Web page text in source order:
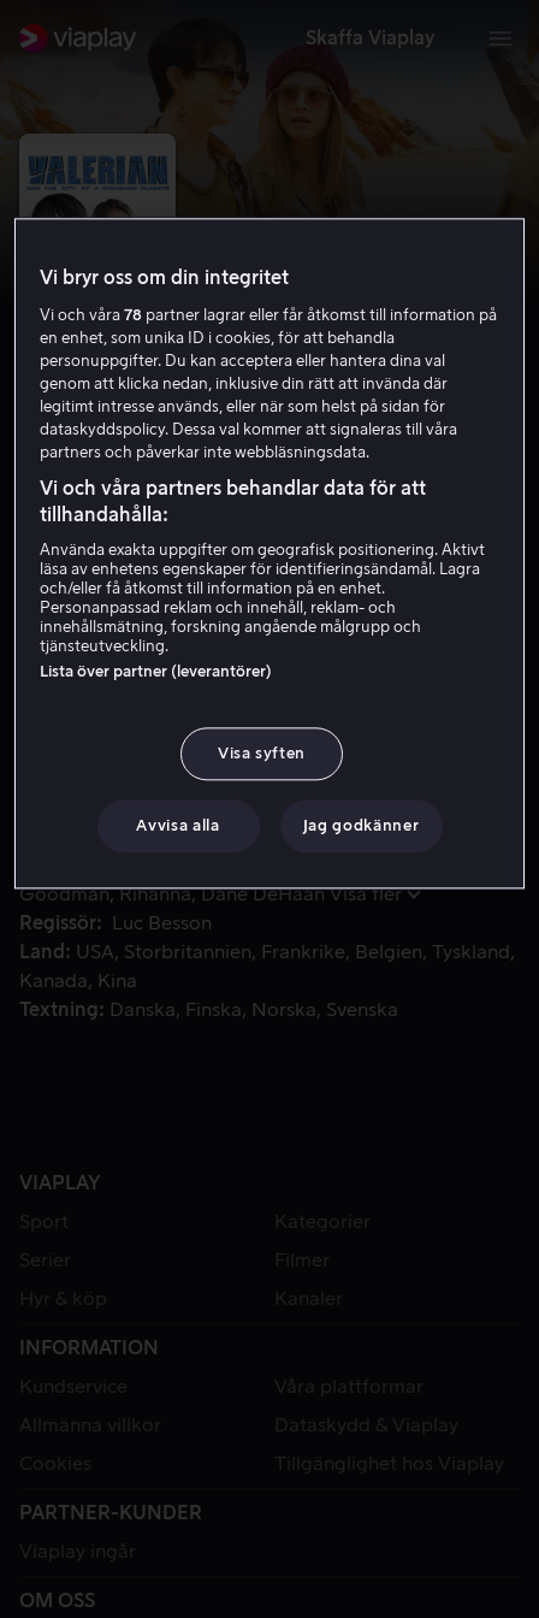
Skaffa Viaplay
Valerian and the City of a Thousand
Planets
6.4 Action
Köp 129 kr
Laureline ett team specialagenter med ansvar att
behålla ordningen i universums mänskliga territorium.
uppdrag till den makalösa staden Alpha – en ständigt
hundratals år har förenats.
Goodman Rihanna Dane DeHaan Visa fler
Regissör
Luc Besson
Land
USA Storbritannien Frankrike Belgien
Tyskland
Kanada
Kina
Textning
Danska Finska Norska Svenska
VIAPLAY
Sport
Kategorier
Serier
Filmer
Hyr & köp
Kanaler
INFORMATION
Kundservice
Våra plattformar
Allmänna villkor
Dataskydd & Viaplay
Cookies
Tillgänglighet hos Viaplay
PARTNER-KUNDER
Viaplay ingår
OM OSS
Vi bryr oss om din integritet
Vi och våra78 partner lagrar eller får åtkomst till information på
en enhet, som unika ID i cookies, för att behandla
personuppgifter. Du kan acceptera eller hantera dina val
genom att klicka nedan, inklusive din rätt att invända där
legitimt intresse används, eller när som helst på sidan för
dataskyddspolicy. Dessa val kommer att signaleras till våra
partners och påverkar inte webbläsningsdata.
Vi och våra partners behandlar data för att
tillhandahålla:
Använda exakta uppgifter om geografisk positionering. Aktivt
läsa av enhetens egenskaper för identifieringsändamål. Lagra
och/eller få åtkomst till information på en enhet.
Personanpassad reklam och innehåll, reklam- och
innehållsmätning, forskning angående målgrupp och
tjänsteutveckling.
Lista över partner (leverantörer)
Visa syften
Avvisa alla Jag godkänner